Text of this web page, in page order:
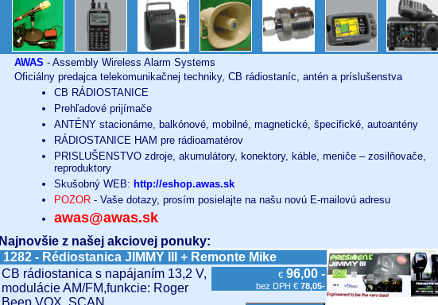
AWAS - Assembly Wireless Alarm Systems
Oficiálny predajca telekomunikačnej techniky, CB rádiostaníc, antén a príslušenstva
CB RÁDIOSTANICE
Prehľadové prijímače
ANTÉNY stacionárne, balkónové, mobilné, magnetické, špecifické, autoantény
RÁDIOSTANICE HAM pre rádioamatérov
PRISLUŠENSTVO zdroje, akumulátory, konektory, káble, meniče – zosilňovače,
reproduktory
Skušobný WEB: http://eshop.awas.sk
POZOR - Vaše dotazy, prosím posielajte na našu novú E-mailovú adresu
awas@awas.sk
Najnovšie z našej akciovej ponuky:
1282 - Rédiostanica JIMMY III + Remonte Mike
CB rádiostanica s napájaním 13,2 V,
modulácie AM/FM,funkcie: Roger
Beep,VOX, SCAN...
€ 96,00 -
bez DPH € 78,05-